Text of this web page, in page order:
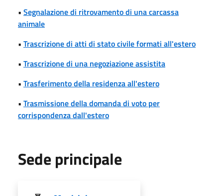
• Segnalazione di ritrovamento di una carcassa
animale
• Trascrizione di atti di stato civile formati all'estero
• Trascrizione di una negoziazione assistita
• Trasferimento della residenza all'estero
• Trasmissione della domanda di voto per
corrispondenza dall'estero
Sede principale